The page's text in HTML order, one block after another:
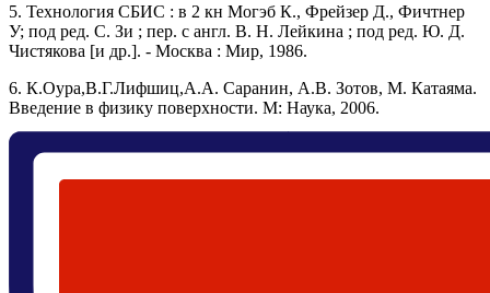
5. Технология СБИС : в 2 кн Могэб К., Фрейзер Д., Фичтнер
У; под ред. С. Зи ; пер. с англ. В. Н. Лейкина ; под ред. Ю. Д.
Чистякова [и др.]. - Москва : Мир, 1986.
6. К.Оура,В.Г.Лифшиц,А.А. Саранин, А.В. Зотов, М. Катаяма.
Введение в физику поверхности. М: Наука, 2006.